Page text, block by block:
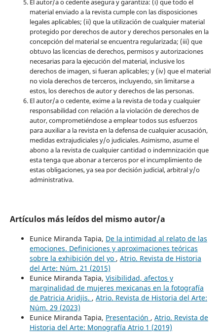
El autor/a o cedente asegura y garantiza: (i) que todo el
material enviado a la revista cumple con las disposiciones
legales aplicables; (ii) que la utilización de cualquier material
protegido por derechos de autor y derechos personales en la
concepción del material se encuentra regularizada; (iii) que
obtuvo las licencias de derechos, permisos y autorizaciones
necesarias para la ejecución del material, inclusive los
derechos de imagen, si fueran aplicables; y (iv) que el material
no viola derechos de terceros, incluyendo, sin limitarse a
estos, los derechos de autor y derechos de las personas.
El autor/a o cedente, exime a la revista de toda y cualquier
responsabilidad con relación a la violación de derechos de
autor, comprometiéndose a emplear todos sus esfuerzos
para auxiliar a la revista en la defensa de cualquier acusación,
medidas extrajudiciales y/o judiciales. Asimismo, asume el
abono a la revista de cualquier cantidad o indemnización que
esta tenga que abonar a terceros por el incumplimiento de
estas obligaciones, ya sea por decisión judicial, arbitral y/o
administrativa.
Artículos más leídos del mismo autor/a
Eunice Miranda Tapia, De la intimidad al relato de las
emociones. Definiciones y aproximaciones teóricas
sobre la exhibición del yo , Atrio. Revista de Historia
del Arte: Núm. 21 (2015)
Eunice Miranda Tapia, Visibilidad, afectos y
marginalidad de mujeres mexicanas en la fotografía
de Patricia Aridjis. , Atrio. Revista de Historia del Arte:
Núm. 29 (2023)
Eunice Miranda Tapia, Presentación , Atrio. Revista de
Historia del Arte: Monografía Atrio 1 (2019)